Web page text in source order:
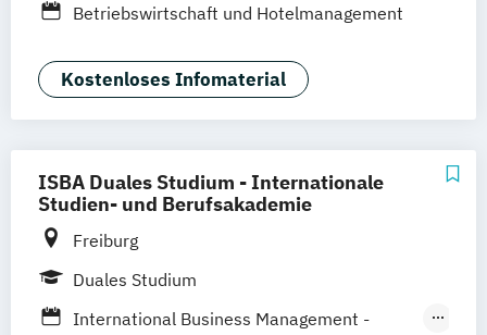
Mannheim Wertheim
Wien
Frankfurt am Main Hamm
Betriebswirtschaft und Hotelmanagement
Kostenloses Infomaterial
ISBA Duales Studium - Internationale
Studien- und Berufsakademie
Freiburg
Duales Studium
International Business Management -